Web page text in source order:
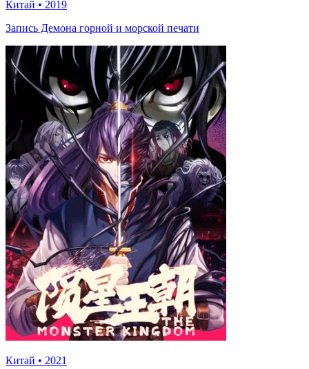
Китай • 2019
Запись Демона горной и морской печати
Китай • 2021